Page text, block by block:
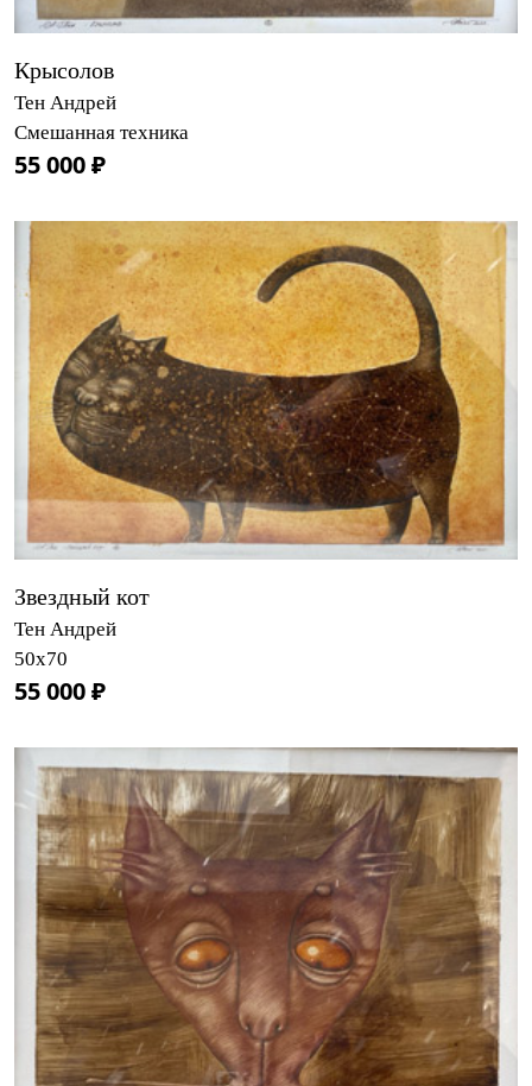
Крысолов
Тен Андрей
Смешанная техника
55 000 ₽
Звездный кот
Тен Андрей
50х70
55 000 ₽